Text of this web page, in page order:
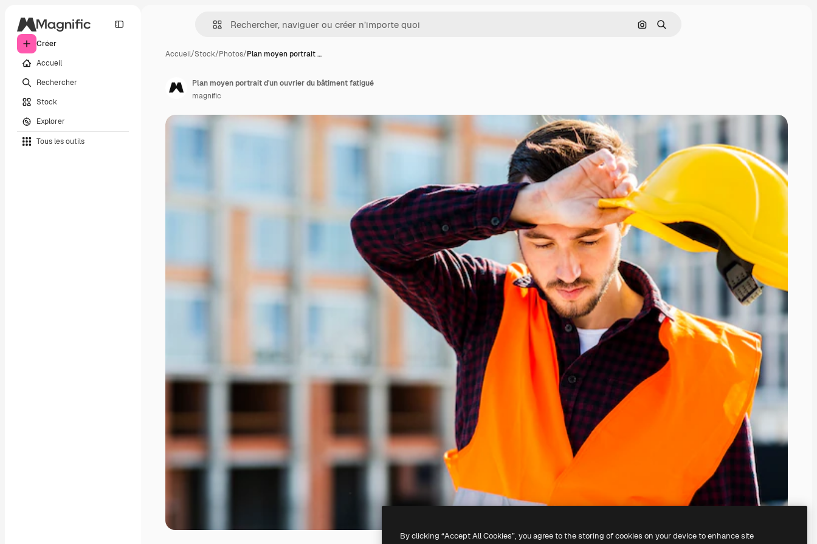
Créer
Accueil
Rechercher
Stock
Explorer
Tous les outils
Rechercher par image
Rechercher
Accueil/Stock/Photos/Plan moyen portrait …
Plan moyen portrait d'un ouvrier du bâtiment fatigué
magnific
By clicking “Accept All Cookies”, you agree to the storing of cookies on your device to enhance site